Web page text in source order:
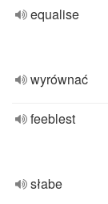
equalise
wyrównać
feeblest
słabe